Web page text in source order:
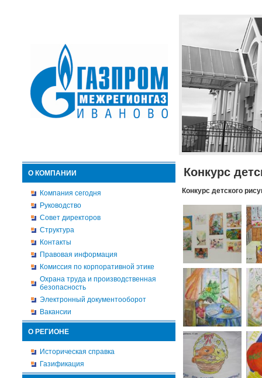
О КОМПАНИИ
Компания сегодня
Руководство
Совет директоров
Структура
Контакты
Правовая информация
Комиссия по корпоративной этике
Охрана труда и производственная
безопасность
Электронный документооборот
Вакансии
О РЕГИОНЕ
Историческая справка
Газификация
Конкурс
Конкурс детского